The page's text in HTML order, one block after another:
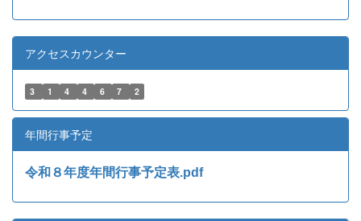
アクセスカウンター
3 1 4 4 6 7 2
年間行事予定
令和８年度年間行事予定表.pdf